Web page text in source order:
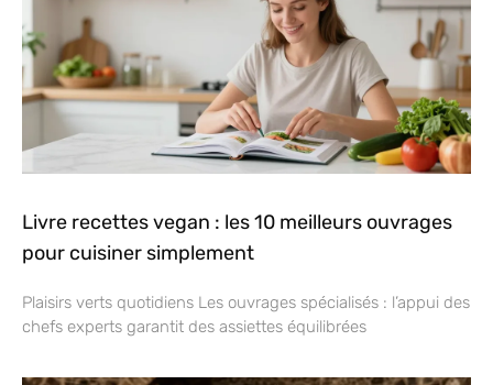
Livre recettes vegan : les 10 meilleurs ouvrages
pour cuisiner simplement
Plaisirs verts quotidiens Les ouvrages spécialisés : l’appui des
chefs experts garantit des assiettes équilibrées